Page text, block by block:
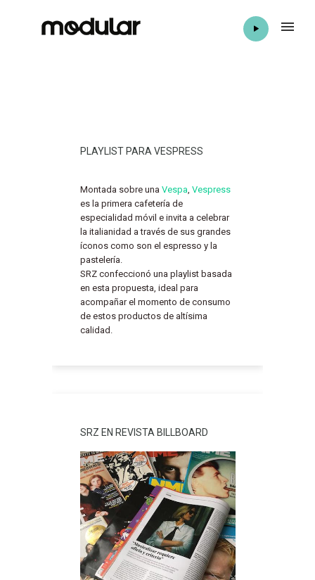
PLAYLIST PARA VESPRESS
Montada sobre una Vespa, Vespress
es la primera cafetería de
especialidad móvil e invita a celebrar
la italianidad a través de sus grandes
íconos como son el espresso y la
pastelería.
SRZ confeccionó una playlist basada
en esta propuesta, ideal para
acompañar el momento de consumo
de estos productos de altísima
calidad.
SRZ EN REVISTA BILLBOARD